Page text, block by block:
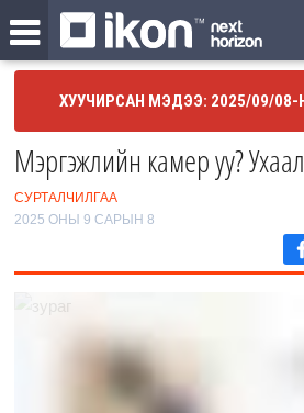
ХУУЧИРСАН МЭДЭЭ: 2025/09/
Мэргэжлийн камер уу?
СУРТАЛЧИЛГАА
2025 ОНЫ 9 САРЫН 8